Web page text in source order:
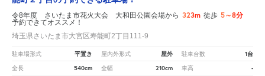
令8年度 さいたま市花火大会 大和田公園会場から 323m 徒歩 5～8分
予約できてオススメ！
埼玉県さいたま市大宮区寿能町2丁目111-9
駐車場形式 平置き 屋内外形式 屋外 駐車台数 1台
全長 540cm 全幅 210cm 車高 -